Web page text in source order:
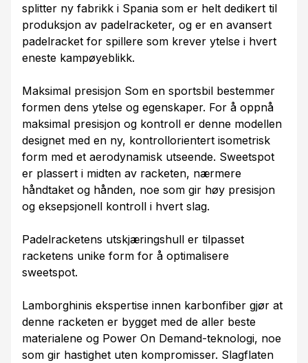
splitter ny fabrikk i Spania som er helt dedikert til
produksjon av padelracketer, og er en avansert
padelracket for spillere som krever ytelse i hvert
eneste kampøyeblikk.
Maksimal presisjon Som en sportsbil bestemmer
formen dens ytelse og egenskaper. For å oppnå
maksimal presisjon og kontroll er denne modellen
designet med en ny, kontrollorientert isometrisk
form med et aerodynamisk utseende. Sweetspot
er plassert i midten av racketen, nærmere
håndtaket og hånden, noe som gir høy presisjon
og eksepsjonell kontroll i hvert slag.
Padelracketens utskjæringshull er tilpasset
racketens unike form for å optimalisere
sweetspot.
Lamborghinis ekspertise innen karbonfiber gjør at
denne racketen er bygget med de aller beste
materialene og Power On Demand-teknologi, noe
som gir hastighet uten kompromisser. Slagflaten